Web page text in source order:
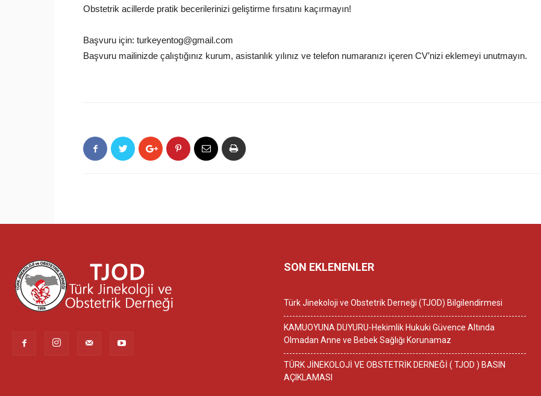
Obstetrik acillerde pratik becerilerinizi geliştirme fırsatını kaçırmayın!
Başvuru için: turkeyentog@gmail.com
Başvuru mailinizde çalıştığınız kurum, asistanlık yılınız ve telefon numaranızı içeren CV’nizi eklemeyi unutmayın.
SON EKLENENLER
Türk Jinekoloji ve Obstetrik Derneği (TJOD) Bilgilendirmesi
KAMUOYUNA DUYURU-Hekimlik Hukuki Güvence Altında
Olmadan Anne ve Bebek Sağlığı Korunamaz
TÜRK JİNEKOLOJİ VE OBSTETRİK DERNEĞİ ( TJOD ) BASIN
AÇIKLAMASI